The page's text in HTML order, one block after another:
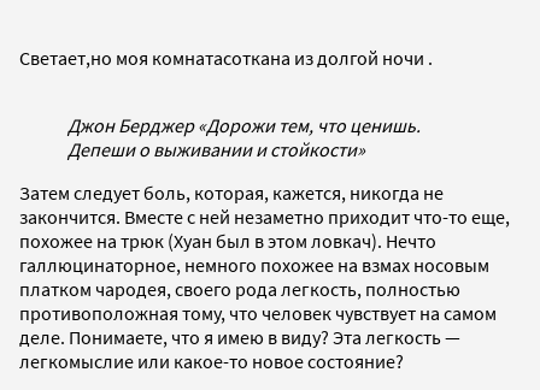
Светает,но моя комнатасоткана из долгой ночи .
Джон Берджер «Дорожи тем, что ценишь.
Депеши о выживании и стойкости»
Затем следует боль, которая, кажется, никогда не
закончится. Вместе с ней незаметно приходит что-то еще,
похожее на трюк (Хуан был в этом ловкач). Нечто
галлюцинаторное, немного похожее на взмах носовым
платком чародея, своего рода легкость, полностью
противоположная тому, что человек чувствует на самом
деле. Понимаете, что я имею в виду? Эта легкость —
легкомыслие или какое-то новое состояние?